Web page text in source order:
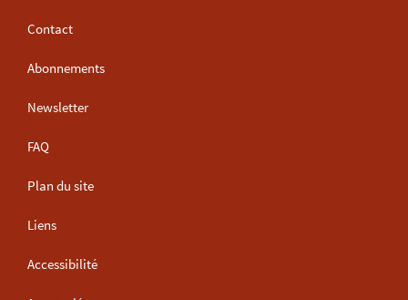
Contact
Abonnements
Newsletter
FAQ
Plan du site
Liens
Accessibilité